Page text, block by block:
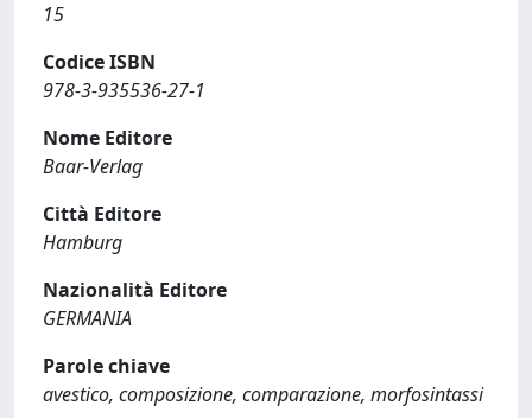
15
Codice ISBN
978-3-935536-27-1
Nome Editore
Baar-Verlag
Città Editore
Hamburg
Nazionalità Editore
GERMANIA
Parole chiave
avestico, composizione, comparazione, morfosintassi